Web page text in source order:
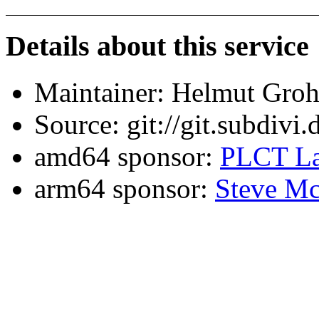
Details about this service
Maintainer: Helmut
Source: git://
amd64 sponsor: PLCT
arm64 sponsor: Steve